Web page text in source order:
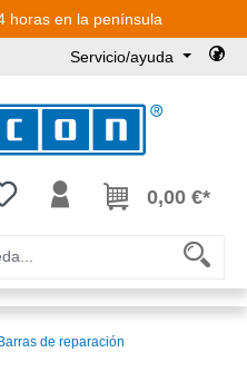
horas en la península
Servicio/ayuda
Tienes 0 artículos en tu lista de
0,00 €*
de reparación